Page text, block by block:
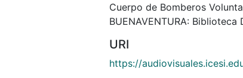
Cuerpo de Bomberos
BUENAVENTURA:
URI
https://